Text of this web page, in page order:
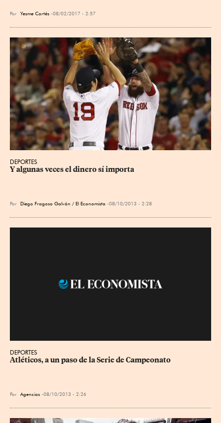
Por Yesme Cortés 08/02/2017 - 2:57
DEPORTES
Y algunas veces el dinero sí importa
Por Diego Fragoso Galván / El Economista 08/10/2013 - 2:28
DEPORTES
Atléticos, a un paso de la Serie de Campeonato
Por Agencias 08/10/2013 - 2:26